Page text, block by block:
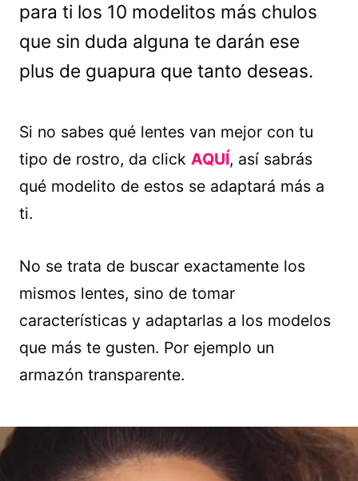
para ti los 10 modelitos más chulos
que sin duda alguna te darán ese
plus de guapura que tanto deseas.
Si no sabes qué lentes van mejor con tu
tipo de rostro, da click AQUÍ, así sabrás
qué modelito de estos se adaptará más a
ti.
No se trata de buscar exactamente los
mismos lentes, sino de tomar
características y adaptarlas a los modelos
que más te gusten. Por ejemplo un
armazón transparente.